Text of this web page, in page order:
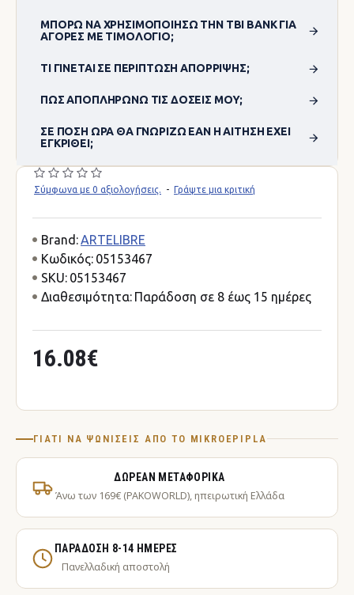
ΜΠΟΡΏ ΝΑ ΧΡΗΣΙΜΟΠΟΊΗΣΩ ΤΗΝ TBI BANK ΓΙΑ
ΑΓΟΡΈΣ ΜΕ ΤΙΜΟΛΌΓΙΟ;
ΤΙ ΓΊΝΕΤΑΙ ΣΕ ΠΕΡΊΠΤΩΣΗ ΑΠΌΡΡΙΨΗΣ;
ΠΏΣ ΑΠΟΠΛΗΡΏΝΩ ΤΙΣ ΔΌΣΕΙΣ ΜΟΥ;
ΣΕ ΠΌΣΗ ΏΡΑ ΘΑ ΓΝΩΡΊΖΩ ΕΆΝ Η ΑΊΤΗΣΗ ΈΧΕΙ
ΕΓΚΡΙΘΕΊ;
Σύμφωνα με 0 αξιολογήσεις. - Γράψτε μια κριτική
16.08€
Brand:ARTELIBRE
Κωδικός: 05153467
SKU: 05153467
Διαθεσιμότητα: Παράδοση σε 8 έως 15 ημέρες
ΓΙΑΤΊ ΝΑ ΨΩΝΊΣΕΙΣ ΑΠΌ ΤΟ MIKROEPIPLA
ΔΩΡΕΆΝ ΜΕΤΑΦΟΡΙΚΆ
Άνω των 169€ (PAKOWORLD), ηπειρωτική Ελλάδα
ΠΑΡΆΔΟΣΗ 8-14 ΗΜΈΡΕΣ
Πανελλαδική αποστολή